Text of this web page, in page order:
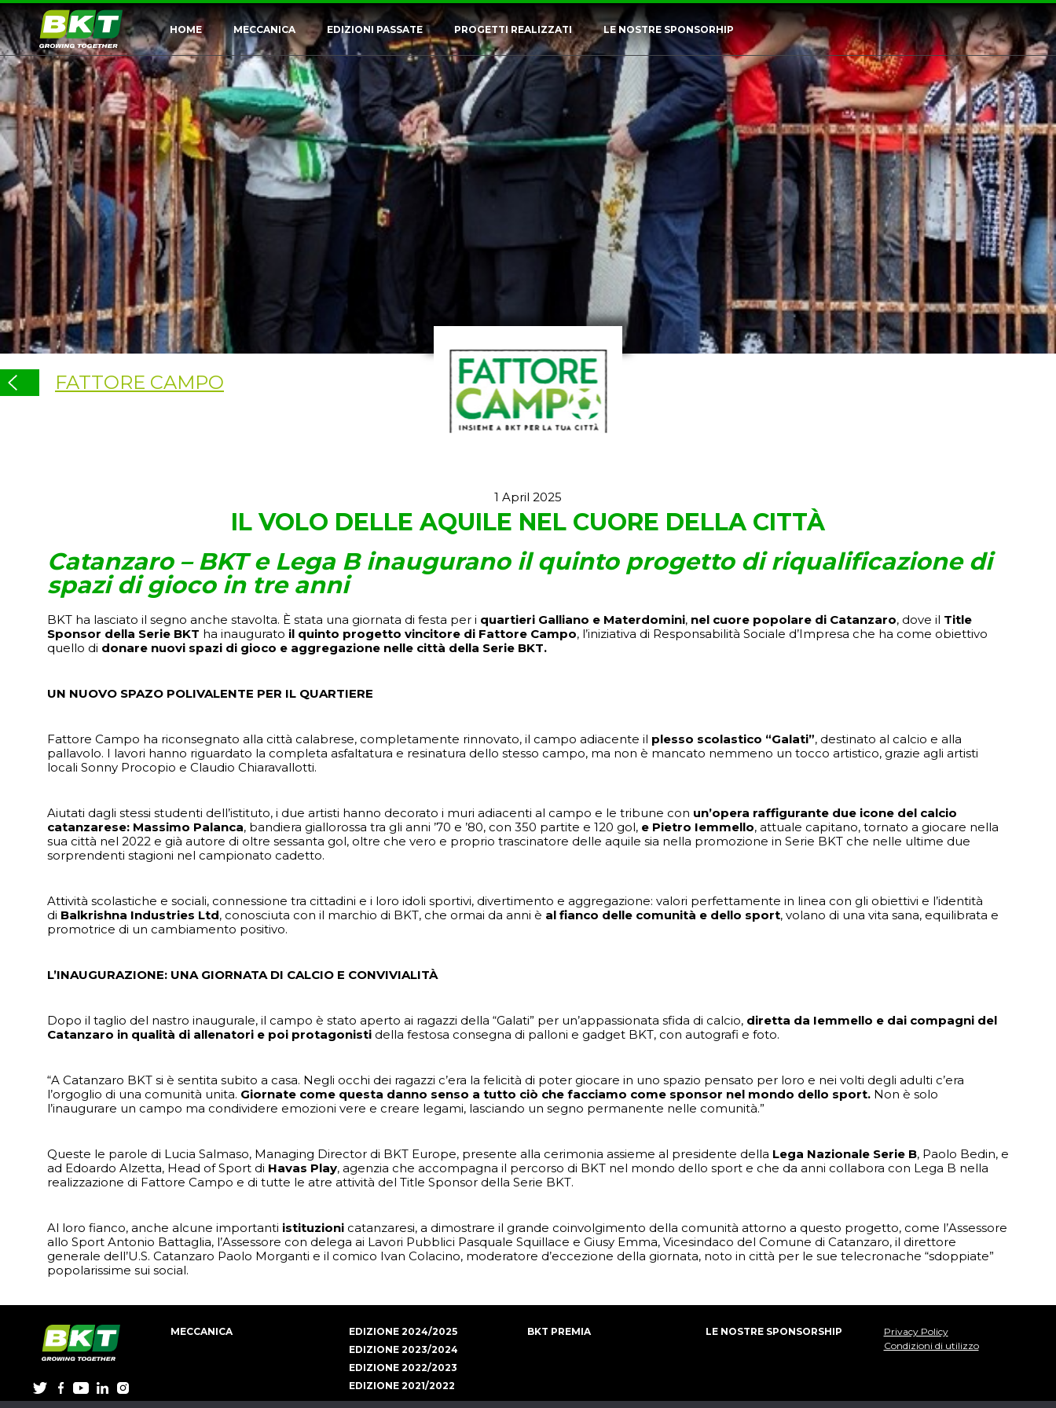
HOME MECCANICA EDIZIONI PASSATE PROGETTI REALIZZATI LE NOSTRE SPONSORHIP
FATTORE CAMPO
1 April 2025
IL VOLO DELLE AQUILE NEL CUORE DELLA CITTÀ
Catanzaro – BKT e Lega B inaugurano il quinto progetto di riqualificazione di
spazi di gioco in tre anni
BKT ha lasciato il segno anche stavolta. È stata una giornata di festa per i quartieri Galliano e Materdomini, nel cuore popolare di Catanzaro, dove il Title
Sponsor della Serie BKT ha inaugurato il quinto progetto vincitore di Fattore Campo, l’iniziativa di Responsabilità Sociale d’Impresa che ha come obiettivo
quello di donare nuovi spazi di gioco e aggregazione nelle città della Serie BKT.
UN NUOVO SPAZO POLIVALENTE PER IL QUARTIERE
Fattore Campo ha riconsegnato alla città calabrese, completamente rinnovato, il campo adiacente il plesso scolastico “Galati”, destinato al calcio e alla
pallavolo. I lavori hanno riguardato la completa asfaltatura e resinatura dello stesso campo, ma non è mancato nemmeno un tocco artistico, grazie agli artisti
locali Sonny Procopio e Claudio Chiaravallotti.
Aiutati dagli stessi studenti dell’istituto, i due artisti hanno decorato i muri adiacenti al campo e le tribune con un’opera raffigurante due icone del calcio
catanzarese: Massimo Palanca, bandiera giallorossa tra gli anni ’70 e ’80, con 350 partite e 120 gol, e Pietro Iemmello, attuale capitano, tornato a giocare nella
sua città nel 2022 e già autore di oltre sessanta gol, oltre che vero e proprio trascinatore delle aquile sia nella promozione in Serie BKT che nelle ultime due
sorprendenti stagioni nel campionato cadetto.
Attività scolastiche e sociali, connessione tra cittadini e i loro idoli sportivi, divertimento e aggregazione: valori perfettamente in linea con gli obiettivi e l’identità
di Balkrishna Industries Ltd, conosciuta con il marchio di BKT, che ormai da anni è al fianco delle comunità e dello sport, volano di una vita sana, equilibrata e
promotrice di un cambiamento positivo.
L’INAUGURAZIONE: UNA GIORNATA DI CALCIO E CONVIVIALITÀ
Dopo il taglio del nastro inaugurale, il campo è stato aperto ai ragazzi della “Galati” per un’appassionata sfida di calcio, diretta da Iemmello e dai compagni del
Catanzaro in qualità di allenatori e poi protagonisti della festosa consegna di palloni e gadget BKT, con autografi e foto.
“A Catanzaro BKT si è sentita subito a casa. Negli occhi dei ragazzi c’era la felicità di poter giocare in uno spazio pensato per loro e nei volti degli adulti c’era
l’orgoglio di una comunità unita. Giornate come questa danno senso a tutto ciò che facciamo come sponsor nel mondo dello sport. Non è solo
l’inaugurare un campo ma condividere emozioni vere e creare legami, lasciando un segno permanente nelle comunità.”
Queste le parole di Lucia Salmaso, Managing Director di BKT Europe, presente alla cerimonia assieme al presidente della Lega Nazionale Serie B, Paolo Bedin, e
ad Edoardo Alzetta, Head of Sport di Havas Play, agenzia che accompagna il percorso di BKT nel mondo dello sport e che da anni collabora con Lega B nella
realizzazione di Fattore Campo e di tutte le atre attività del Title Sponsor della Serie BKT.
Al loro fianco, anche alcune importanti istituzioni catanzaresi, a dimostrare il grande coinvolgimento della comunità attorno a questo progetto, come l’Assessore
allo Sport Antonio Battaglia, l’Assessore con delega ai Lavori Pubblici Pasquale Squillace e Giusy Emma, Vicesindaco del Comune di Catanzaro, il direttore
generale dell’U.S. Catanzaro Paolo Morganti e il comico Ivan Colacino, moderatore d’eccezione della giornata, noto in città per le sue telecronache “sdoppiate”
popolarissime sui social.
MECCANICA
EDIZIONE 2024/2025
EDIZIONE 2023/2024
EDIZIONE 2022/2023
EDIZIONE 2021/2022
BKT PREMIA LE NOSTRE SPONSORSHIP
Privacy Policy
Condizioni di utilizzo